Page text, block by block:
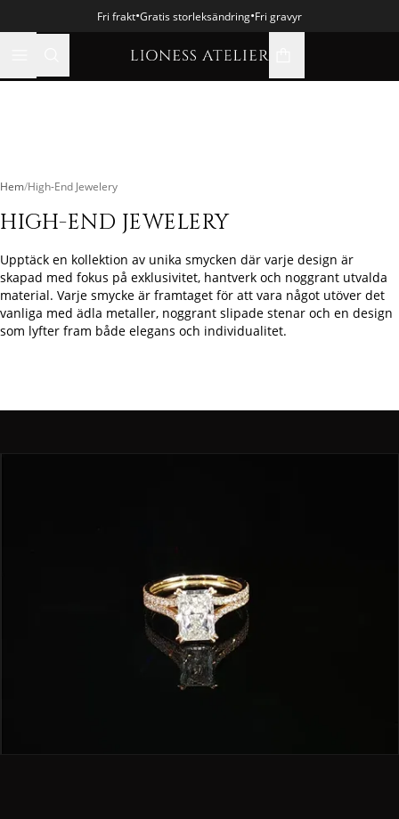
Fri frakt•Gratis storleksändring•Fri gravyr
Hem/High-End Jewelery
HIGH-END JEWELERY
Upptäck en kollektion av unika smycken där varje design är
skapad med fokus på exklusivitet, hantverk och noggrant utvalda
material. Varje smycke är framtaget för att vara något utöver det
vanliga med ädla metaller, noggrant slipade stenar och en design
som lyfter fram både elegans och individualitet.